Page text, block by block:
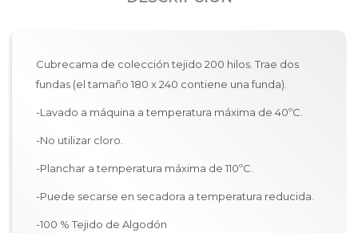
Cubrecama de colección tejido 200 hilos. Trae dos
fundas (el tamaño 180 x 240 contiene una funda).
-Lavado a máquina a temperatura máxima de 40ºC.
-No utilizar cloro.
-Planchar a temperatura máxima de 110ºC.
-Puede secarse en secadora a temperatura reducida.
-100 % Tejido de Algodón